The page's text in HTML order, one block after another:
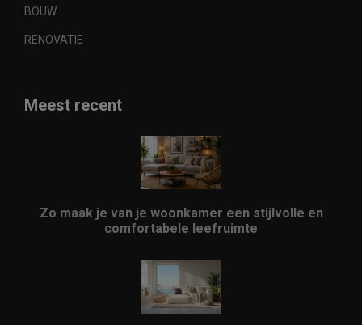
BOUW
RENOVATIE
Meest recent
Zo maak je van je woonkamer een stijlvolle en
comfortabele leefruimte